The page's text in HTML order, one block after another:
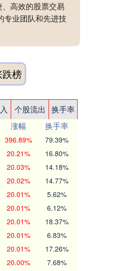
高效的股票交易
专业团队和先进技
榜
个股流出
换手率
涨幅
换手率
396.89% 79.39%
20.21% 16.80%
20.03% 14.18%
20.02% 14.77%
20.01% 5.62%
20.01% 6.12%
20.01% 18.37%
20.01% 6.83%
20.01% 17.26%
20.00% 7.68%